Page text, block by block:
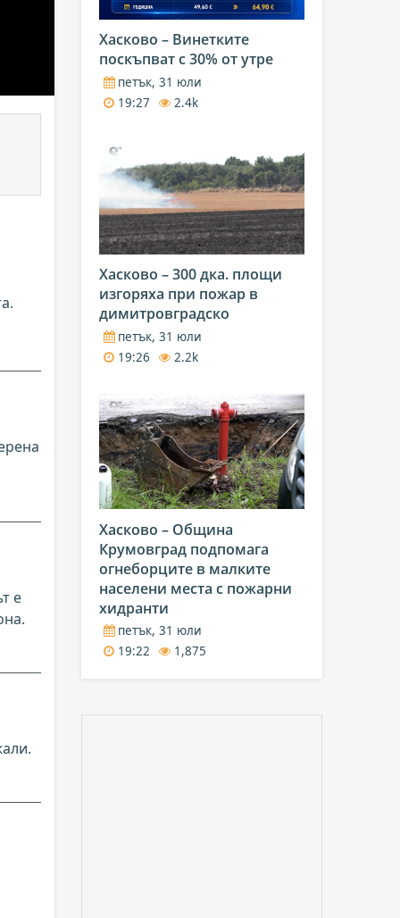
е
Хасково – Винетките
поскъпват с 30% от утре
петък, 31 юли
19:27
2.4k
Хасково – 300 дка. площи
изгоряха при пожар в
димитровградско
петък, 31 юли
19:26
2.2k
Хасково – Община
Крумовград подпомага
огнеборците в малките
населени места с пожарни
хидранти
петък, 31 юли
19:22
1,875